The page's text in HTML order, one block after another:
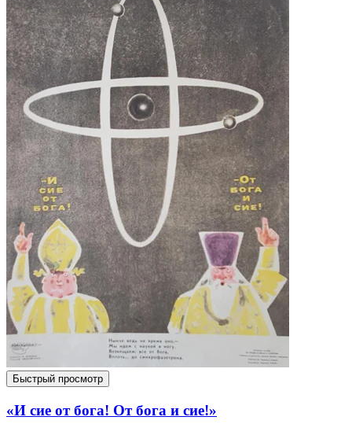
Быстрый просмотр
«И сие от бога! От бога и сие!»